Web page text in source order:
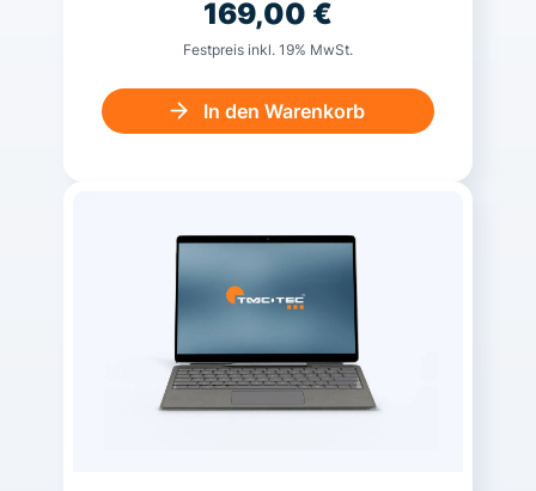
169,00 €
Festpreis inkl. 19% MwSt.
In den Warenkorb